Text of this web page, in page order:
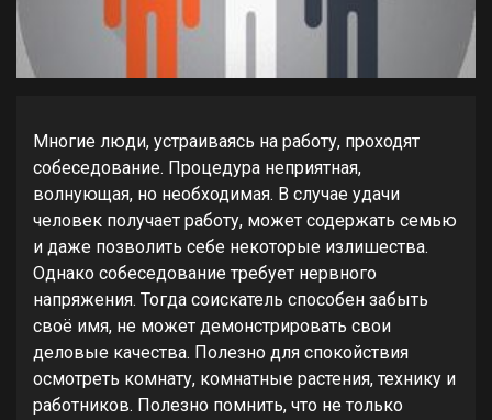
Многие люди, устраиваясь на работу, проходят
собеседование. Процедура неприятная,
волнующая, но необходимая. В случае удачи
человек получает работу, может содержать семью
и даже позволить себе некоторые излишества.
Однако собеседование требует нервного
напряжения. Тогда соискатель способен забыть
своё имя, не может демонстрировать свои
деловые качества. Полезно для спокойствия
осмотреть комнату, комнатные растения, технику и
работников. Полезно помнить, что не только